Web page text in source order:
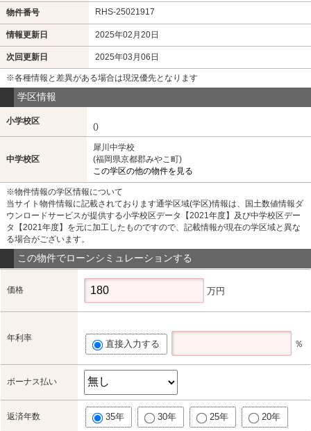
物件番号 RHS-25021917
情報更新日 2025年02月20日
次回更新日 2025年03月06日
※各種情報と差異がある場合は現況優先となります
学区情報
小学校区
()
中学校区
犀川中学校
(福岡県京都郡みやこ町)
この学区の他の物件を見る
※物件情報の学区情報について
当サイト物件情報に記載されております通学区域(学区)情報は、国土数値情報ダ
ウンロードサービスが提供する小学校区データ【2021年度】及び中学校区デー
タ【2021年度】を元に加工したものですので、記載情報が現在の学区域と異な
る場合がございます。
この物件でローンシミュレーションする
価格 万円
年利率
直接入力する ％
ボーナス払い
返済年数 35年 30年 25年 20年